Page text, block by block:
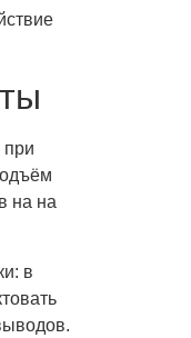
при
на на
в